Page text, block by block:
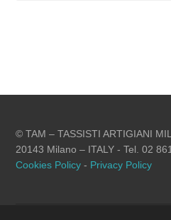
© TAM – TASSISTI ARTIGIANI
20143 Milano – ITALY - Tel. 02
Cookies Policy - Privacy Policy